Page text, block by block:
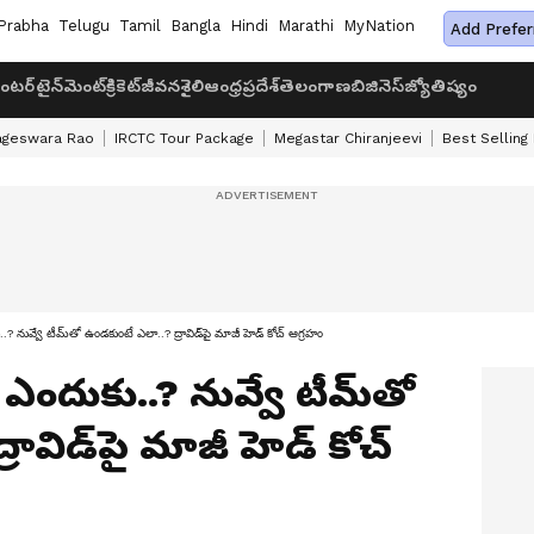
Telugu Tamil Bangla Hindi Marathi MyNation Add
క్రికెట్జీవనశైలిఆంధ్రప్రదేశ్తెలంగాణబిజినెస్జ్యోతిష్యం
Rao IRCTC Tour Package Megastar Chiranjeevi Best Selling
నువ్వే టీమ్‌తో ఉండకుంటే ఎలా..? ద్రావిడ్‌పై మాజీ హెడ్ కోచ్ ఆగ్రహం
నువ్వే టీమ్‌తో
ద్రావిడ్‌పై మాజీ హెడ్ కోచ్